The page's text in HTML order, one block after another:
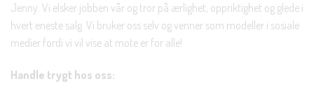
Jenny. Vi elsker jobben vår og tror på ærlighet, oppriktighet og glede i
hvert eneste salg. Vi bruker oss selv og venner som modeller i sosiale
medier fordi vi vil vise at mote er for alle!
Handle trygt hos oss: